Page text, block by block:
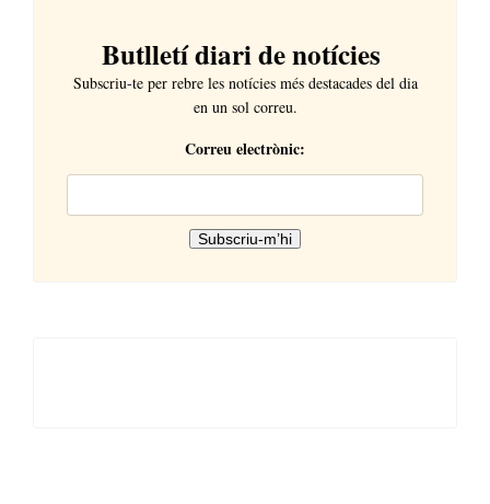
Butlletí diari de notícies
Subscriu-te per rebre les notícies més destacades del dia
en un sol correu.
Correu electrònic: